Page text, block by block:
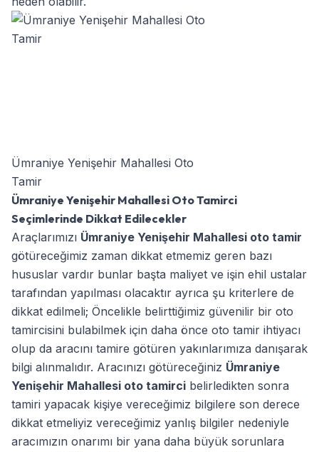
Ümraniye Yenişehir Mahallesi Oto
Tamir
Ümraniye Yenişehir Mahallesi Oto Tamirci
Seçimlerinde Dikkat Edilecekler
Araçlarımızı Ümraniye Yenişehir Mahallesi oto tamir
götüreceğimiz zaman dikkat etmemiz geren bazı
hususlar vardır bunlar başta maliyet ve işin ehil ustalar
tarafından yapılması olacaktır ayrıca şu kriterlere de
dikkat edilmeli; Öncelikle belirttiğimiz güvenilir bir oto
tamircisini bulabilmek için daha önce oto tamir ihtiyacı
olup da aracını tamire götüren yakınlarımıza danışarak
bilgi alınmalıdır. Aracınızı götüreceğiniz Ümraniye
Yenişehir Mahallesi oto tamirci belirledikten sonra
tamiri yapacak kişiye vereceğimiz bilgilere son derece
dikkat etmeliyiz vereceğimiz yanlış bilgiler nedeniyle
aracımızın onarımı bir yana daha büyük sorunlara